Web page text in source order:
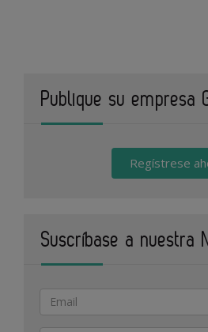
Publique su empresa
Regístrese
Suscríbase a nuestra